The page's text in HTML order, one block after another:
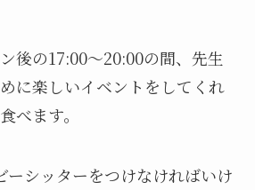
後の17:00〜20:00の間、先生
に楽しいイベントをしてくれ
べます。
ーシッターをつけなければいけ